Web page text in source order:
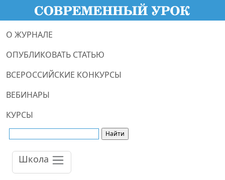
О ЖУРНАЛЕ
ОПУБЛИКОВАТЬ СТАТЬЮ
ВСЕРОССИЙСКИЕ КОНКУРСЫ
ВЕБИНАРЫ
КУРСЫ
Школа